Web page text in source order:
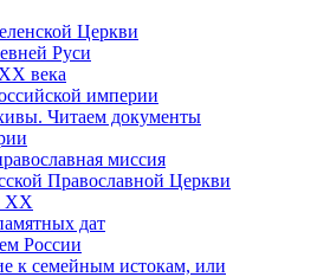
Церкви
Руси
века
империи
Читаем документы
миссия
Православной Церкви
ХХ
дат
России
к семейным истокам, или